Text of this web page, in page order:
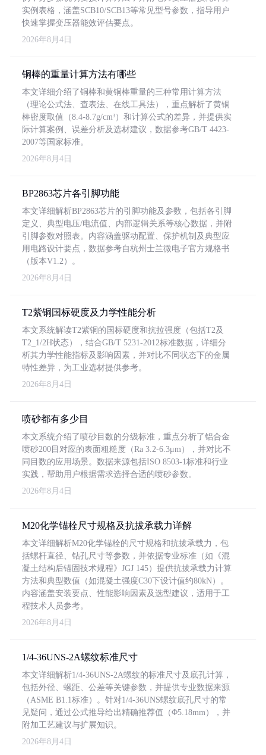
实例表格，涵盖SCB10/SCB13等常见型号参数，指导用户
快速掌握变压器能效评估要点。
2026年8月4日
铜棒的重量计算方法有哪些
本文详细介绍了铜棒和黄铜棒重量的三种常用计算方法
（理论公式法、查表法、在线工具法），重点解析了黄铜
棒密度取值（8.4-8.7g/cm³）和计算公式的差异，并提供实
际计算案例、误差分析及选材建议，数据参考GB/T 4423-
2007等国家标准。
2026年8月4日
BP2863芯片各引脚功能
本文详细解析BP2863芯片的引脚功能及参数，包括各引脚
定义、典型电压/电流值、内部逻辑关系等核心数据，并附
引脚参数对照表。内容涵盖驱动配置、保护机制及典型应
用电路设计要点，数据参考自杭州士兰微电子官方规格书
（版本V1.2）。
2026年8月4日
T2紫铜国标硬度及力学性能分析
本文系统解读T2紫铜的国标硬度和抗拉强度（包括T2及
T2_1/2H状态），结合GB/T 5231-2012标准数据，详细分
析其力学性能指标及影响因素，并对比不同状态下的金属
特性差异，为工业选材提供参考。
2026年8月4日
喷砂都有多少目
本文系统介绍了喷砂目数的分级标准，重点分析了铝合金
喷砂200目对应的表面粗糙度（Ra 3.2-6.3μm），并对比不
同目数的应用场景。数据来源包括ISO 8503-1标准和行业
实践，帮助用户根据需求选择合适的喷砂参数。
2026年8月4日
M20化学锚栓尺寸规格及抗拔承载力详解
本文详细解析M20化学锚栓的尺寸规格和抗拔承载力，包
括螺杆直径、钻孔尺寸等参数，并依据专业标准（如《混
凝土结构后锚固技术规程》JGJ 145）提供抗拔承载力计算
方法和典型数值（如混凝土强度C30下设计值约80kN）。
内容涵盖安装要点、性能影响因素及选型建议，适用于工
程技术人员参考。
2026年8月4日
1/4-36UNS-2A螺纹标准尺寸
本文详细解析1/4-36UNS-2A螺纹的标准尺寸及底孔计算，
包括外径、螺距、公差等关键参数，并提供专业数据来源
（ASME B1.1标准）。针对1/4-36UNS螺纹底孔尺寸的常
见疑问，通过公式推导给出精确推荐值（Φ5.18mm），并
附加工艺建议与扩展知识。
2026年8月4日